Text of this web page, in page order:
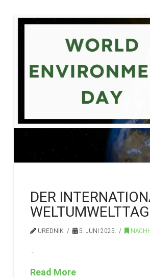
DER
WELTUMWELTTAG
UREDNIK 5. JUNI 2025.
Read More